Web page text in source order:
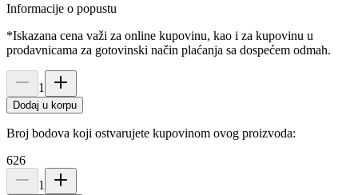
Informacije o popustu
*Iskazana cena važi za online kupovinu, kao i za kupovinu u
prodavnicama za gotovinski način plaćanja sa dospećem odmah.
1
Dodaj u korpu
Broj bodova koji ostvarujete kupovinom ovog proizvoda:
626
1